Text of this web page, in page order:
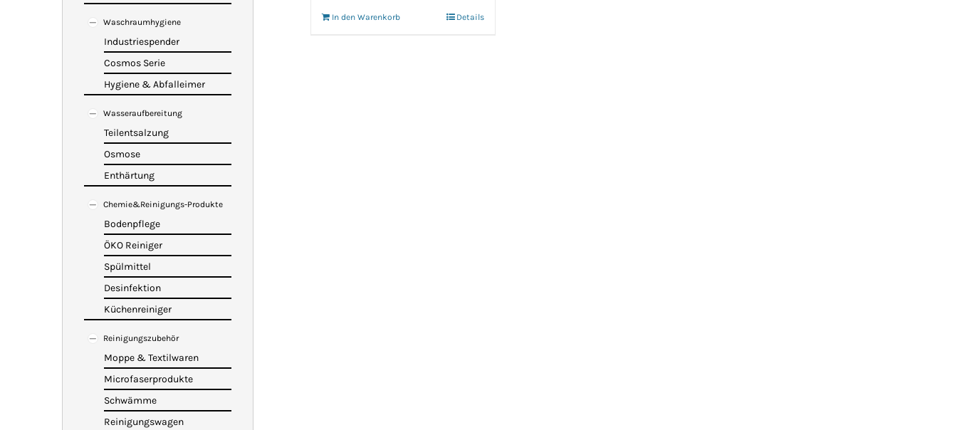
In den Warenkorb Details
Waschraumhygiene
Industriespender
Cosmos Serie
Hygiene & Abfalleimer
Wasseraufbereitung
Teilentsalzung
Osmose
Enthärtung
Chemie&Reinigungs-Produkte
Bodenpflege
ÖKO Reiniger
Spülmittel
Desinfektion
Küchenreiniger
Reinigungszubehör
Moppe & Textilwaren
Microfaserprodukte
Schwämme
Reinigungswagen